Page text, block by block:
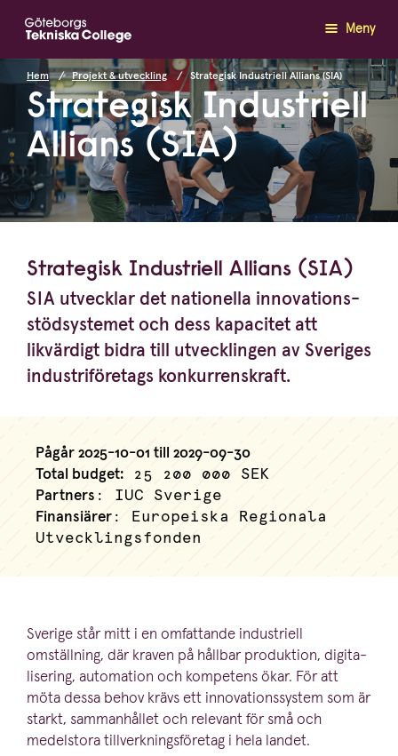
Meny
Hem Projekt & utveckling Strategisk Industriell Allians (SIA)
Strategisk Industriell
Allians (SIA)
Strategisk Industriell Allians (SIA)
SIA utvecklar det nationella innova­tions­
stöd­sy­stemet och dess kapacitet att
likvärdigt bidra till utveck­lingen av Sveriges
industri­fö­retags konkurrenskraft.
Pågår 2025-10-01 till 2029-09-30
Total budget: 25 200 000 SEK
Partners : IUC Sverige
Finansiärer : Europeiska Regionala
Utvecklingsfonden
Sverige står mitt i en omfattande industriell
omställning, där kraven på hållbar produktion, digita­
li­sering, automation och kompetens ökar. För att
möta dessa behov krävs ett innova­tions­system som är
starkt, samman­hållet och relevant för små och
medelstora tillverk­nings­fö­retag i hela landet.